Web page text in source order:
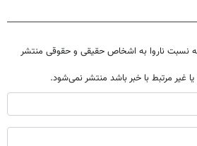
نسبت ناروا به اشخاص حقیقی و حقوقی منتشر
یا غیر مرتبط با خبر باشد منتشر نمی‌شود.